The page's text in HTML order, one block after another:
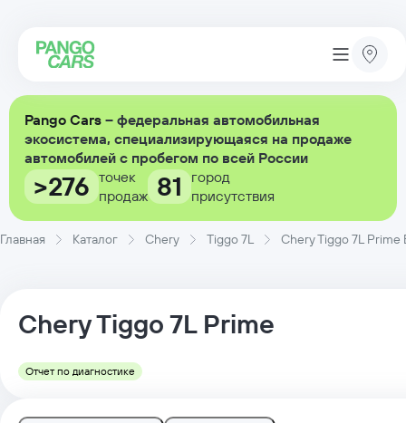
Pango Cars – федеральная автомобильная
экосистема, специализирующаяся на продаже
автомобилей с пробегом по всей России
>276 точек
продаж 81
город
присутствия
Главная Каталог Chery Tiggo 7L Chery Tiggo 7L Prime
CheryTiggo 7L Prime
Отчет по диагностике